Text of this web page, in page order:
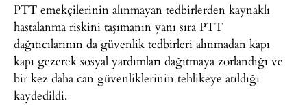
PTT emekçilerinin alınmayan tedbirlerden kaynaklı
hastalanma riskini taşımanın yanı sıra PTT
dağıtıcılarının da güvenlik tedbirleri alınmadan kapı
kapı gezerek sosyal yardımları dağıtmaya zorlandığı ve
bir kez daha can güvenliklerinin tehlikeye atıldığı
kaydedildi.